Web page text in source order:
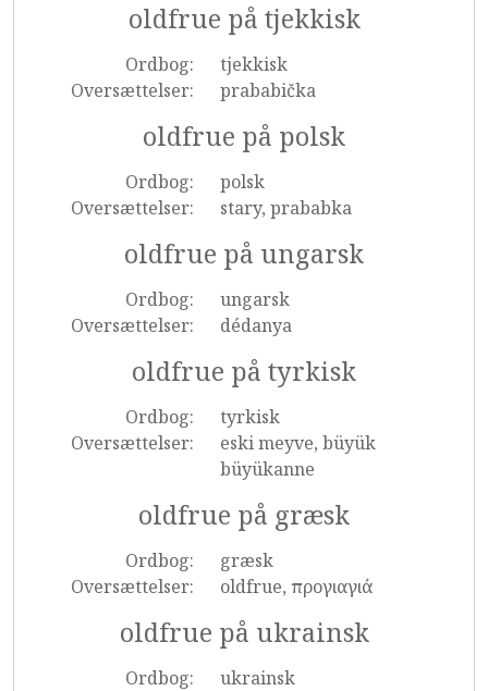
oldfrue på tjekkisk
Ordbog:
tjekkisk
Oversættelser:
prababička
oldfrue på polsk
Ordbog:
polsk
Oversættelser:
stary, prababka
oldfrue på ungarsk
Ordbog:
ungarsk
Oversættelser:
dédanya
oldfrue på tyrkisk
Ordbog:
tyrkisk
Oversættelser:
eski meyve, büyük
büyükanne
oldfrue på græsk
Ordbog:
græsk
Oversættelser:
oldfrue, προγιαγιά
oldfrue på ukrainsk
Ordbog:
ukrainsk